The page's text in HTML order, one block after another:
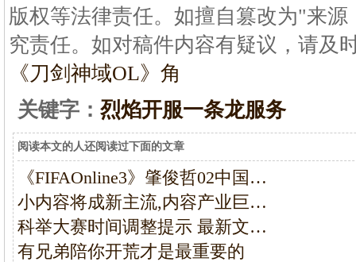
版权等法律责任。如擅自篡改为"来
究责任。如对稿件内容有疑议，请及
《刀剑神域OL》角
关键字： 烈焰开服一条龙服务
阅读本文的人还阅读过下面的文章
《FIFAOnline3》肇俊哲02中国…
小内容将成新主流,内容产业巨…
科举大赛时间调整提示 最新文…
有兄弟陪你开荒才是最重要的